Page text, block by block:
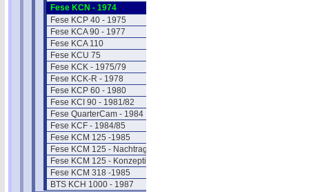
Fese KCN - 1974
Fese KCP 40 - 1975
Fese KCA 90 - 1977
Fese KCA 110
Fese KCU 75
Fese KCK - 1975/79
Fese KCK-R - 1978
Fese KCP 60 - 1980
Fese KCI 90 - 1981/82
Fese QuarterCam - 1984
Fese KCF - 1984/85
Fese KCM 125 -1985
Fese KCM 125 - Nachtrag
Fese KCM 125 - Konzeption
Fese KCM 318 -1985
BTS KCH 1000 - 1987